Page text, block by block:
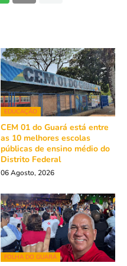
EDUCAÇÃO
CEM 01 do Guará está entre
as 10 melhores escolas
públicas de ensino médio do
Distrito Federal
06 Agosto, 2026
FOLHA DO GUARÁ